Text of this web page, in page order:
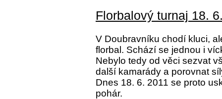
Florbalový turnaj 18.
V Doubravníku chodí kluci,
florbal. Schází se jednou i
Nebylo tedy od věci sezvat
další kamarády a porovnat
Dnes 18. 6. 2011 se proto
pohár.